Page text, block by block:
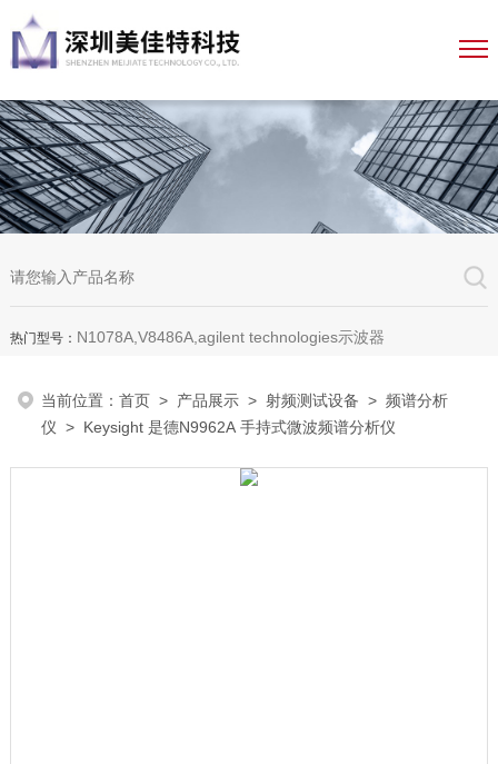
热门型号： N1078A,V8486A,agilent technologies示波器
当前位置：首页 > 产品展示 >射频测试设备 >频谱分析
仪 > Keysight 是德N9962A 手持式微波频谱分析仪